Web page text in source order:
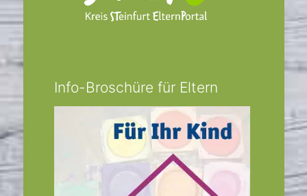
Info-Broschüre für Eltern